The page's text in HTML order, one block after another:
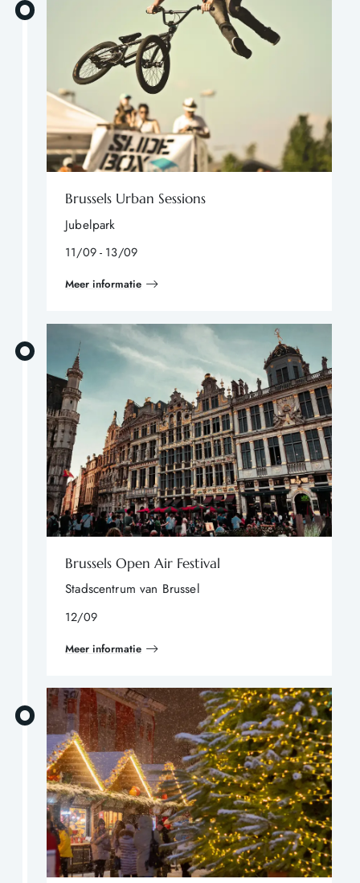
Brussels Urban Sessions
Jubelpark
11/09 - 13/09
Meer informatie
Brussels Open Air Festival
Stadscentrum van Brussel
12/09
Meer informatie